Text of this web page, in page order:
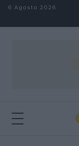
Salta al contenuto
6 Agosto 2026